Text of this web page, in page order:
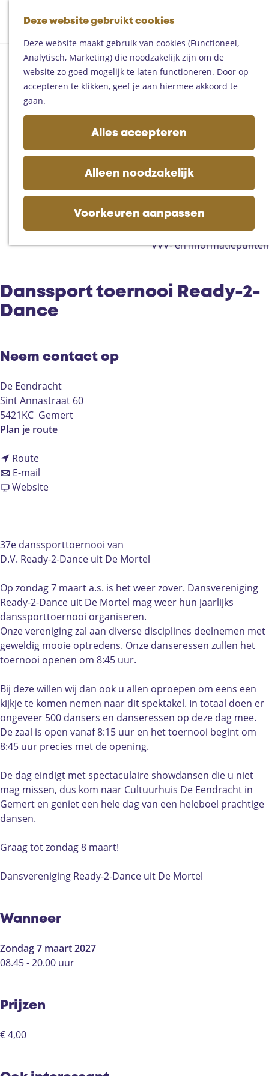
Deze website gebruikt cookies
Deze website maakt gebruik van cookies (Functioneel,
Analytisch, Marketing) die noodzakelijk zijn om de
website zo goed mogelijk te laten functioneren. Door op
accepteren te klikken, geef je aan hiermee akkoord te
gaan.
Alles accepteren
Alleen noodzakelijk
Voorkeuren aanpassen
a
n
a
a
r
e
h
m
e
a
g
e
M
e
n
u
K
a
a
r
t
Z
o
e
k
e
Mountainbiken
Toproutes
De regio
Someren
Asten
Deurne
Laarbeek
Plan je bezoek
Bijzonder overnachten
Zakelijk bezoek
VVV- en Informatiepunten
Danssport toernooi Ready-2-
Dance
Neem contact op
De Eendracht
Sint Annastraat 60
5421KC Gemert
Plan je routen
s
p
r
t
t
o
e
r
o
o
i
R
e
d
y
-
D
n
Routen
a
a
n
s
p
o
r
t
t
o
r
n
o
o
i
e
a
d
2
D
c
E-mail
a
a
n
s
p
o
r
t
t
e
r
n
o
o
R
e
a
-
-
n
e
Websitev
a
n
s
p
o
r
t
t
e
r
n
o
o
R
e
a
-
-
n
e
37e danssporttoernooi van
D.V. Ready-2-Dance uit De Mortel
Op zondag 7 maart a.s. is het weer zover. Dansvereniging
Ready-2-Dance uit De Mortel mag weer hun jaarlijks
danssporttoernooi organiseren.
Onze vereniging zal aan diverse disciplines deelnemen met
geweldig mooie optredens. Onze danseressen zullen het
toernooi openen om 8:45 uur.
Bij deze willen wij dan ook u allen oproepen om eens een
kijkje te komen nemen naar dit spektakel. In totaal doen er
ongeveer 500 dansers en danseressen op deze dag mee.
De zaal is open vanaf 8:15 uur en het toernooi begint om
8:45 uur precies met de opening.
De dag eindigt met spectaculaire showdansen die u niet
mag missen, dus kom naar Cultuurhuis De Eendracht in
Gemert en geniet een hele dag van een heleboel prachtige
dansen.
Graag tot zondag 8 maart!
Dansvereniging Ready-2-Dance uit De Mortel
Wanneer
Zondag 7 maart 2027
08.45 - 20.00 uur
Prijzen
€ 4,00